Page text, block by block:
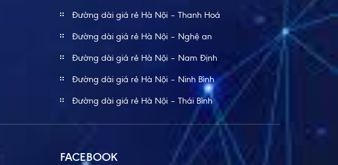
Đường dài giá rẻ Hà Nội – Thanh Hoá
Đường dài giá rẻ Hà Nội – Nghệ an
Đường dài giá rẻ Hà Nội – Nam Định
Đường dài giá rẻ Hà Nội – Ninh Bình
Đường dài giá rẻ Hà Nội – Thái Bình
FACEBOOK